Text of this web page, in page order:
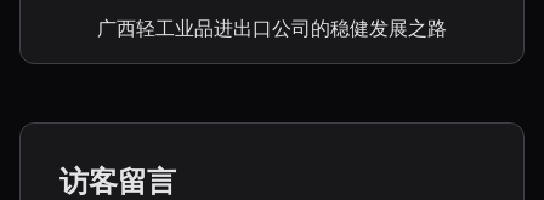
广西轻工业品进出口公司的稳健发展之路
访客留言